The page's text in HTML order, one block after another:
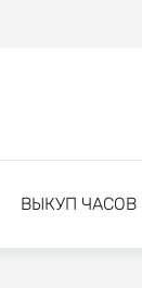
ВЫКУП ЧАСОВ